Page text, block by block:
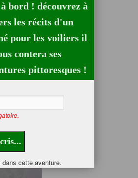
bord ! découvrez à
les récits d'un
pour les voiliers il
contera ses
pittoresques !
dans cette aventure.